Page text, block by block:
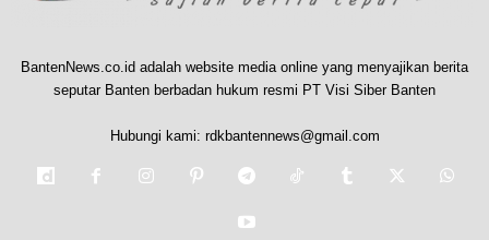
BantenNews.co.id adalah website media online yang menyajikan berita
seputar Banten berbadan hukum resmi PT Visi Siber Banten
Hubungi kami: rdkbantennews@gmail.com